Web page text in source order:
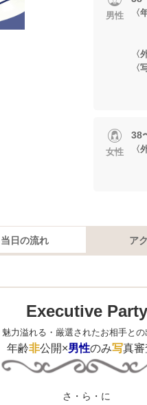
男性
女性
38
当日の流れ ア
Executive Party
魅力溢れる・厳選されたお相手との
年齢非公開×男性のみ写真審
さ・ら・に